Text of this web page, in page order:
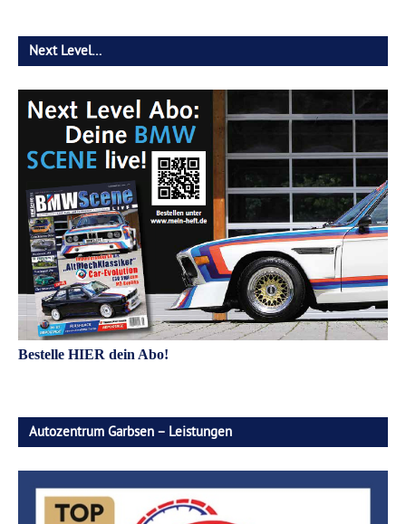
Next Level…
Bestelle HIER dein Abo!
Autozentrum Garbsen – Leistungen